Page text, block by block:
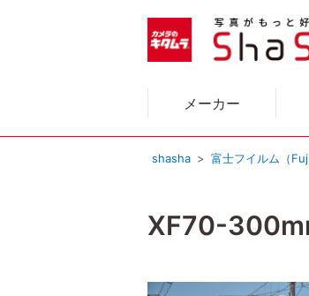
メーカー
shasha 富士フイルム（
XF70-